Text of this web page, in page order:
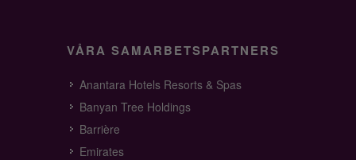
VÅRA SAMARBETSPARTNERS
Anantara Hotels Resorts & Spas
Banyan Tree Holdings
Barrière
Emirates